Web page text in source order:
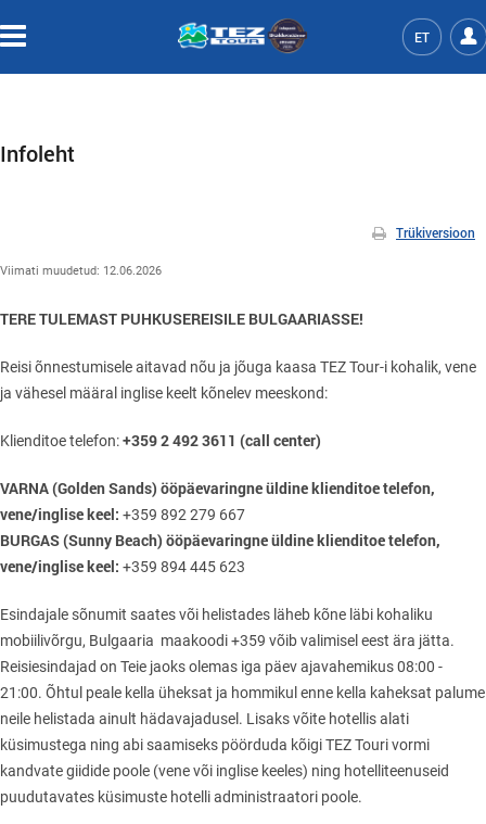
ET
Infoleht
Trükiversioon
Viimati muudetud: 12.06.2026
TERE TULEMAST PUHKUSEREISILE BULGAARIASSE!
Reisi õnnestumisele aitavad nõu ja jõuga kaasa TEZ Tour-i kohalik, vene
ja vähesel määral inglise keelt kõnelev meeskond:
Klienditoe telefon:+359 2 492 3611 (call center)
VARNA (Golden Sands) ööpäevaringne üldine klienditoe telefon,
vene/inglise keel: +359 892 279 667
BURGAS (Sunny Beach) ööpäevaringne üldine klienditoe telefon,
vene/inglise keel: +359 894 445 623
Esindajale sõnumit saates või helistades läheb kõne läbi kohaliku
mobiilivõrgu, Bulgaaria maakoodi +359 võib valimisel eest ära jätta.
Reisiesindajad on Teie jaoks olemas iga päev ajavahemikus 08:00 -
21:00. Õhtul peale kella üheksat ja hommikul enne kella kaheksat palume
neile helistada ainult hädavajadusel. Lisaks võite hotellis alati
küsimustega ning abi saamiseks pöörduda kõigi TEZ Touri vormi
kandvate giidide poole (vene või inglise keeles) ning hotelliteenuseid
puudutavates küsimuste hotelli administraatori poole.